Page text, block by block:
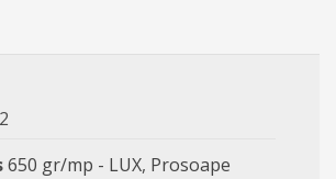
650 gr/mp - LUX, Prosoape